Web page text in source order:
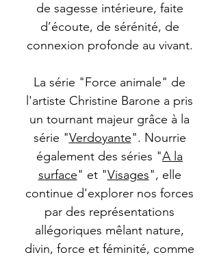
de sagesse intérieure, faite
d’écoute, de sérénité, de
connexion profonde au vivant.
La série "Force animale" de
l'artiste Christine Barone a pris
un tournant majeur grâce à la
série "Verdoyante". Nourrie
également des séries "A la
surface" et "Visages", elle
continue d'explorer nos forces
par des représentations
allégoriques mêlant nature,
divin, force et féminité, comme